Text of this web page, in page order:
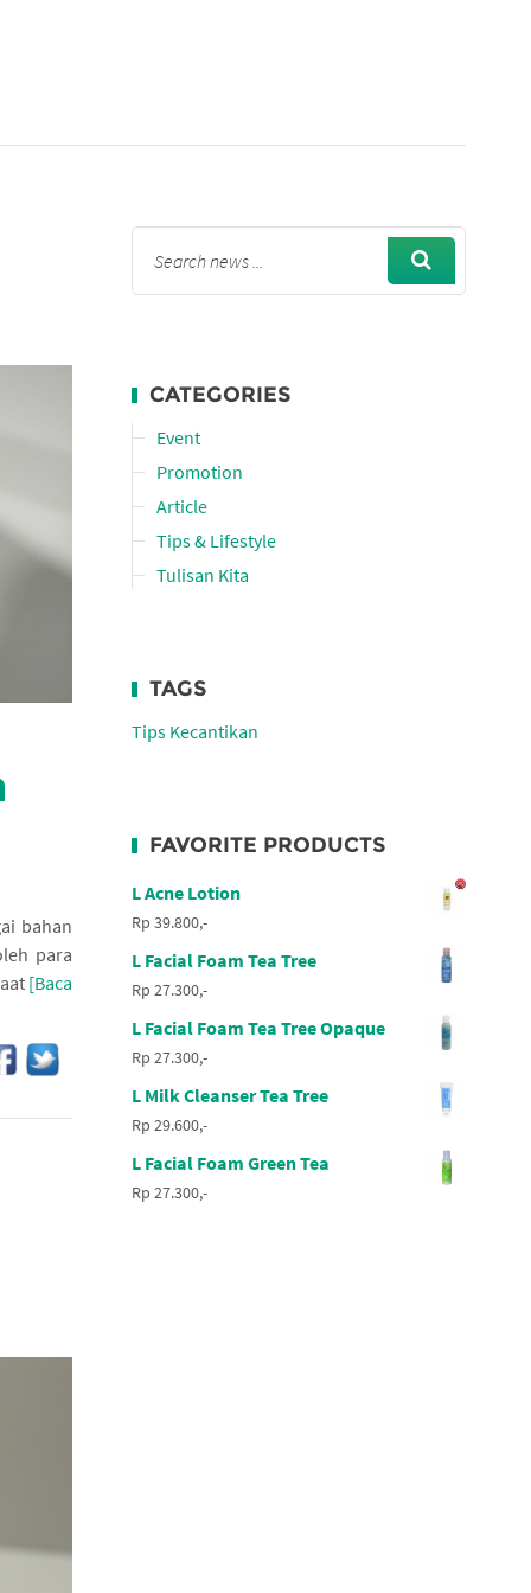
bahan
para
[Baca
CATEGORIES
Event
Promotion
Article
Tips & Lifestyle
Tulisan Kita
TAGS
Tips Kecantikan
FAVORITE PRODUCTS
L Acne Lotion
Rp 39.800,-
L Facial Foam Tea Tree
Rp 27.300,-
L Facial Foam Tea Tree Opaque
Rp 27.300,-
L Milk Cleanser Tea Tree
Rp 29.600,-
L Facial Foam Green Tea
Rp 27.300,-